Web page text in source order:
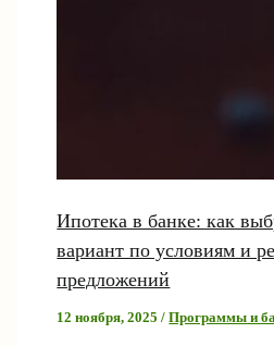
Ипотека в банке: как
вариант по условиям и
предложений
12 ноября, 2025/Программы и